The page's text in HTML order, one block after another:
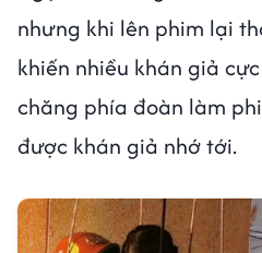
nhưng khi lên phim lại
khiến nhiều khán giả
chăng phía đoàn làm
được khán giả nhớ tới.